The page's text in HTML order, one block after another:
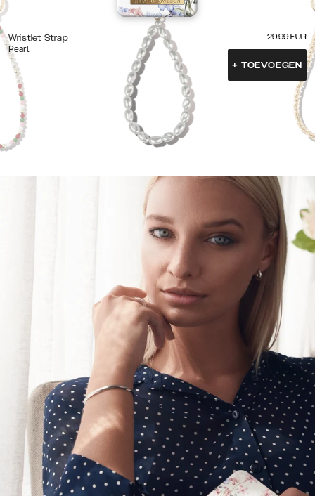
Wristlet Strap
Pearl
29.99 EUR
+ TOEVOEGEN